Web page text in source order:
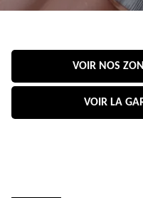
VOIR NOS
VOIR LA